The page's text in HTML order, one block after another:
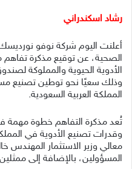
رشاد اسكندراني
أعلنت اليوم شركة نوفو
الصحية، عن توقيع مذكرة
الأدوية الحيوية والمملوكة
المملكة العربية السعودية.
تُعد مذكرة التفاهم خطوة مهمة
وقدرات تصنيع الأدوية في
معالي وزير الاستثمار المهندس
المسؤولين، بالإضافة إلى